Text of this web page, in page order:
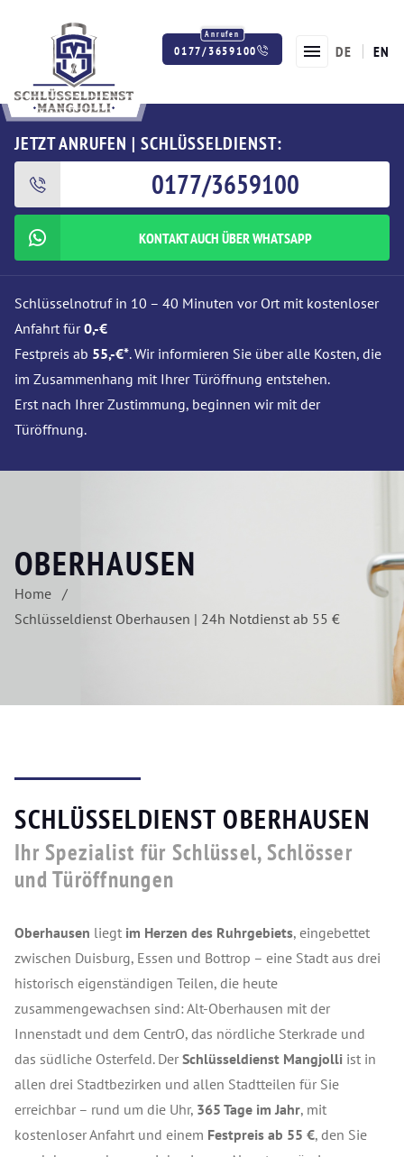
0177/3659100 DE EN
JETZT ANRUFEN | SCHLÜSSELDIENST:
0177/3659100
KONTAKT AUCH ÜBER WHATSAPP
Schlüsselnotruf in 10 – 40 Minuten vor Ort mit kostenloser
Anfahrt für0,-€
Festpreis ab 55,-€*. Wir informieren Sie über alle Kosten, die
im Zusammenhang mit Ihrer Türöffnung entstehen.
Erst nach Ihrer Zustimmung, beginnen wir mit der
Türöffnung.
OBERHAUSEN
Home
Schlüsseldienst Oberhausen | 24h Notdienst ab 55 €
SCHLÜSSELDIENST OBERHAUSEN
Ihr Spezialist für Schlüssel, Schlösser
und Türöffnungen
Oberhausen liegt im Herzen des Ruhrgebiets, eingebettet
zwischen Duisburg, Essen und Bottrop – eine Stadt aus drei
historisch eigenständigen Teilen, die heute
zusammengewachsen sind: Alt-Oberhausen mit der
Innenstadt und dem CentrO, das nördliche Sterkrade und
das südliche Osterfeld. Der Schlüsseldienst Mangjolli ist in
allen drei Stadtbezirken und allen Stadtteilen für Sie
erreichbar – rund um die Uhr, 365 Tage im Jahr, mit
kostenloser Anfahrt und einem Festpreis ab 55 €, den Sie